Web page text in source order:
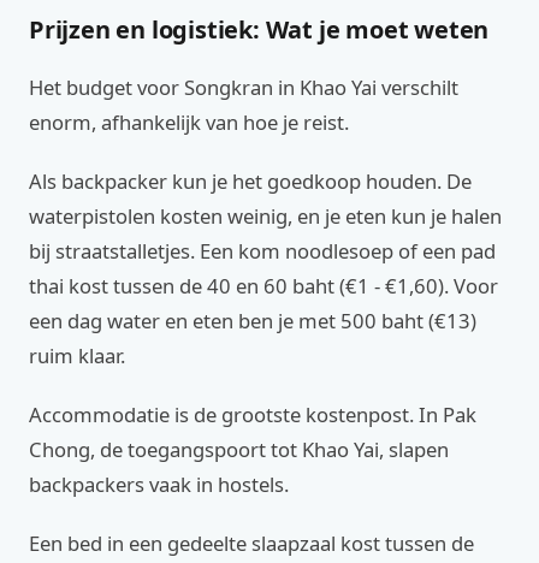
Prijzen en logistiek: Wat je moet weten
Het budget voor Songkran in Khao Yai verschilt
enorm, afhankelijk van hoe je reist.
Als backpacker kun je het goedkoop houden. De
waterpistolen kosten weinig, en je eten kun je halen
bij straatstalletjes. Een kom noodlesoep of een pad
thai kost tussen de 40 en 60 baht (€1 - €1,60). Voor
een dag water en eten ben je met 500 baht (€13)
ruim klaar.
Accommodatie is de grootste kostenpost. In Pak
Chong, de toegangspoort tot Khao Yai, slapen
backpackers vaak in hostels.
Een bed in een gedeelte slaapzaal kost tussen de